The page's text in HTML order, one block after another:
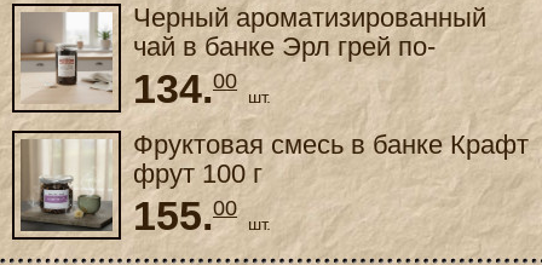
Черный ароматизированный
чай в банке Эрл грей по-
английски 100 г
134.00
шт.
Фруктовая смесь в банке Крафт
фрут 100 г
155.00
шт.